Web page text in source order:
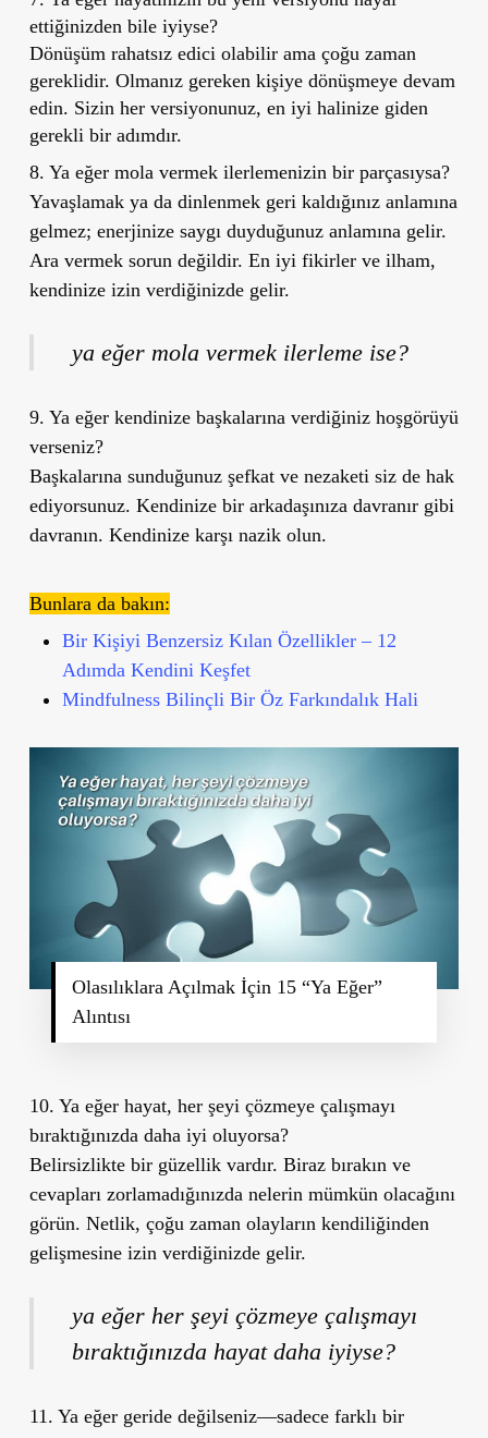
ettiğinizden bile iyiyse?
Dönüşüm rahatsız edici olabilir ama çoğu zaman
gereklidir. Olmanız gereken kişiye dönüşmeye devam
edin. Sizin her versiyonunuz, en iyi halinize giden
gerekli bir adımdır.
8. Ya eğer mola vermek ilerlemenizin bir parçasıysa?
Yavaşlamak ya da dinlenmek geri kaldığınız anlamına
gelmez; enerjinize saygı duyduğunuz anlamına gelir.
Ara vermek sorun değildir. En iyi fikirler ve ilham,
kendinize izin verdiğinizde gelir.
ya eğer mola vermek ilerleme ise?
9. Ya eğer kendinize başkalarına verdiğiniz hoşgörüyü
verseniz?
Başkalarına sunduğunuz şefkat ve nezaketi siz de hak
ediyorsunuz. Kendinize bir arkadaşınıza davranır gibi
davranın. Kendinize karşı nazik olun.
Bunlara da bakın:
Bir Kişiyi Benzersiz Kılan Özellikler – 12
Adımda Kendini Keşfet
Mindfulness Bilinçli Bir Öz Farkındalık Hali
Olasılıklara Açılmak İçin 15 “Ya Eğer”
Alıntısı
10. Ya eğer hayat, her şeyi çözmeye çalışmayı
bıraktığınızda daha iyi oluyorsa?
Belirsizlikte bir güzellik vardır. Biraz bırakın ve
cevapları zorlamadığınızda nelerin mümkün olacağını
görün. Netlik, çoğu zaman olayların kendiliğinden
gelişmesine izin verdiğinizde gelir.
ya eğer her şeyi çözmeye çalışmayı
bıraktığınızda hayat daha iyiyse?
11. Ya eğer geride değilseniz—sadece farklı bir